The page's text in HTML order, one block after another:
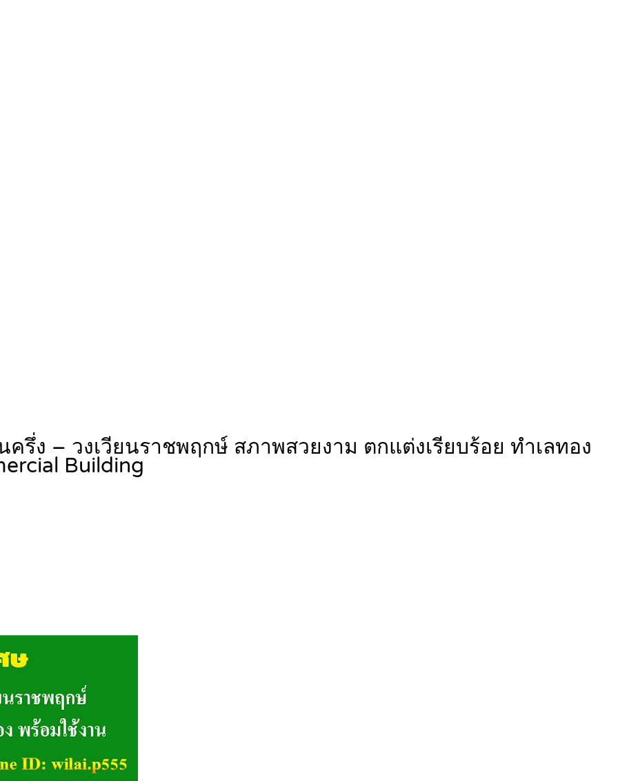
ง – วงเวียนราชพฤกษ์ สภาพสวยงาม ตกแต่งเรียบร้อย ทําเลทอง
Building